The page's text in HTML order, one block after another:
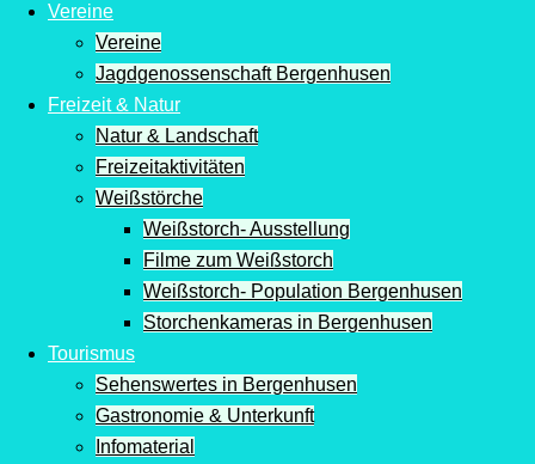
Vereine
Vereine
Jagdgenossenschaft Bergenhusen
Freizeit & Natur
Natur & Landschaft
Freizeitaktivitäten
Weißstörche
Weißstorch- Ausstellung
Filme zum Weißstorch
Weißstorch- Population Bergenhusen
Storchenkameras in Bergenhusen
Tourismus
Sehenswertes in Bergenhusen
Gastronomie & Unterkunft
Infomaterial